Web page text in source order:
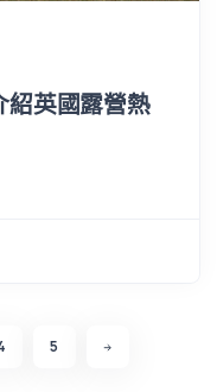
紹英國露營熱
5